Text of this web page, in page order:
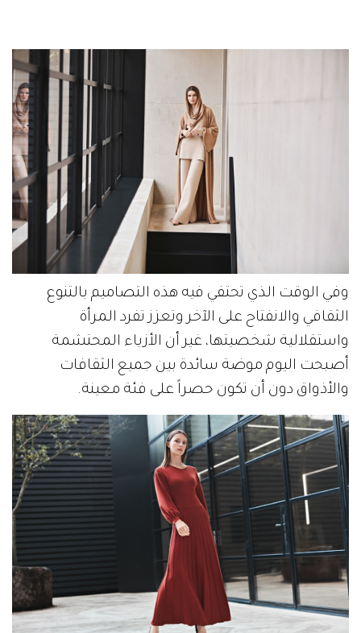
وفي الوقت الذي تحتفي فيه هذه التصاميم بالتنوع
الثقافي والانفتاح على الآخر وتعزز تفرد المرأة
واستقلالية شخصيتها، غير أن الأزياء المحتشمة
أصبحت اليوم موضة سائدة بين جميع الثقافات
والأذواق دون أن تكون حصراً على فئة معينة.